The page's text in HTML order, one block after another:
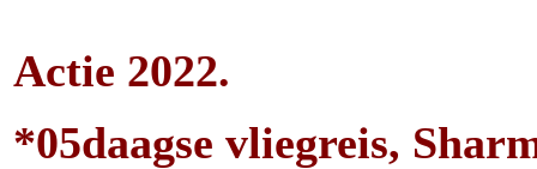
Actie 2022.
*05daagse vliegreis,